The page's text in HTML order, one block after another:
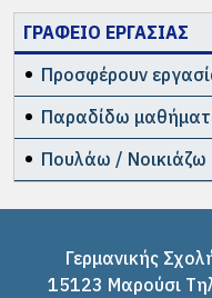
ΓΡΑΦΕΙΟ ΕΡΓΑΣΙΑΣ
Προσφέρουν
Παραδίδω
Πουλάω / Νοικιάζω
Γερμανικής
15123 Μαρούσι